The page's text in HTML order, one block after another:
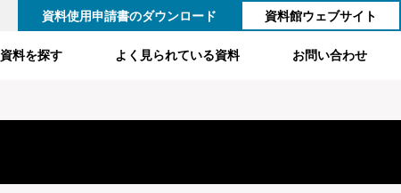
資料使用申請書のダウンロード 資料館ウェブサイト
資料を探す よく見られている資料 お問い合わせ